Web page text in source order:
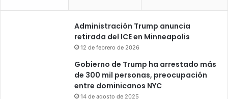
Administración Trump anuncia
retirada del ICE en Minneapolis
12 de febrero de 2026
Gobierno de Trump ha arrestado más
de 300 mil personas, preocupación
entre dominicanos NYC
14 de agosto de 2025